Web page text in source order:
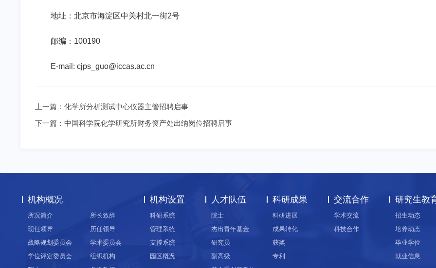
地址：北京市海淀区中关村北一街2号
邮编： 100190
E-mail: cjps_guo@iccas.ac.cn
上一篇： 化学所分析测试中心仪器主管招聘启事
下一篇： 中国科学院化学研究所财务资产处出纳岗位招聘启事
机构概况
所况简介
所长致辞
现任领导
历任领导
战略规划委员会
学术委员会
学位评定委员会
组织机构
机构设置
科研系统
管理系统
支撑系统
园区概况
人才队伍
院士
杰出青年基金
研究员
副高级
科研成果
科研进展
成果转化
获奖
专利
交流合作
学术交流
科技合作
研究生教
招生动态
培养动态
毕业学位
就业信息